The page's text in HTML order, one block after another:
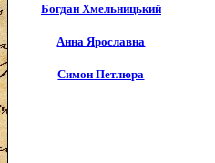
Богдан Хмельницький
Анна Ярославна
Симон Петлюра